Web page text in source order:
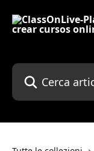
Cerca articoli…